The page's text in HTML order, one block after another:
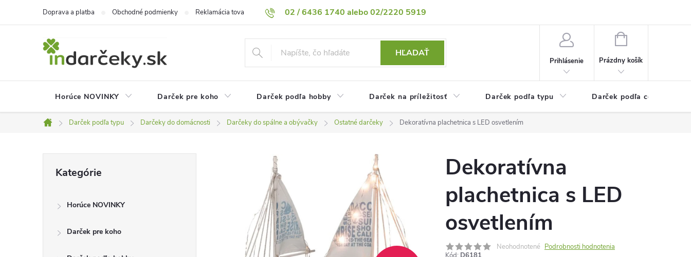
02 / 6436 1740 alebo 02/2220 5919
Doprava a platba Obchodné podmienky Reklamácia tovaru Vrátenie tovaru Podmienky ochrany osobných údajov
HĽADAŤ
Prihlásenie
NÁKUPNÝ
Prázdny košík
Horúce NOVINKY Darček pre koho Darček podľa hobby Darček na príležitosť Darček podľa typu Darček podľa ceny
Domov
Darček podľa typu Darčeky do domácnosti Darčeky do spálne a obývačky Ostatné darčeky Dekoratívna plachetnica s LED osvetlením
kategórie
Kategórie
Horúce NOVINKY
Darček pre koho
Dekoratívna
plachetnica s LED
osvetlením
Neohodnotené Podrobnosti hodnotenia